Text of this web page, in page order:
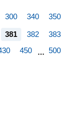
300 340 350
381 382
383
450 … 500